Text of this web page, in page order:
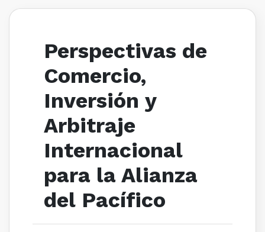
Perspectivas de
Comercio,
Inversión y
Arbitraje
Internacional
para la Alianza
del Pacífico